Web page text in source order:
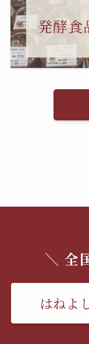
発酵食
＼ 全
はねよ